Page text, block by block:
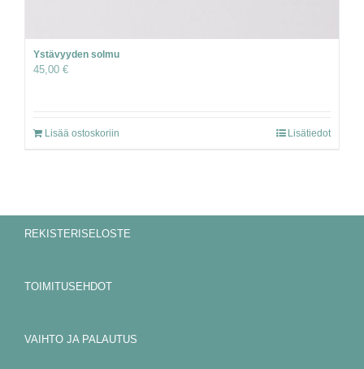
Ystävyyden solmu
45,00 €
Lisää ostoskoriin Lisätiedot
REKISTERISELOSTE
TOIMITUSEHDOT
VAIHTO JA PALAUTUS